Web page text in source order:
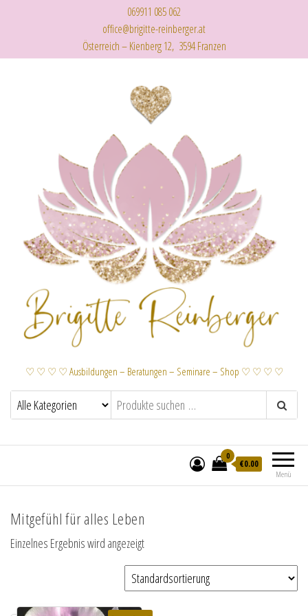
069911 085 062
office@brigitte-reinberger.at
Österreich – Kienberg 12, 3594 Franzen
♡ ♡ ♡ ♡ Ausbildungen – Beratungen – Seminare – Shop ♡ ♡ ♡ ♡
Menü
0
€0.00
Mitgefühl für alles Leben
Einzelnes Ergebnis wird angezeigt